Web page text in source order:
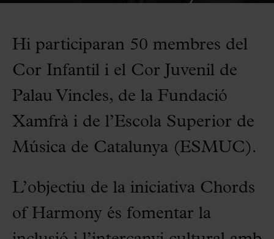
Hi participaran 50 membres del
Cor Infantil i el Cor Juvenil de
Palau Vincles, de la Fundació
Xamfrà i de l’Escola Superior de
Música de Catalunya (ESMUC).
L’objectiu de la iniciativa Chords
of Harmony és fomentar la